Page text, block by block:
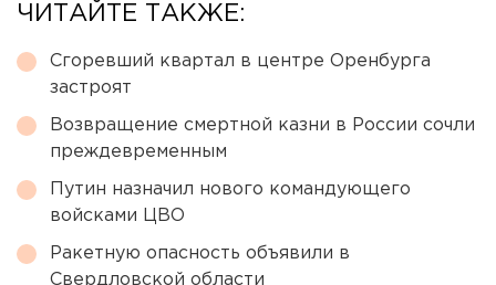
ЧИТАЙТЕ ТАКЖЕ:
Сгоревший квартал в центре Оренбурга
застроят
Возвращение смертной казни в России сочли
преждевременным
Путин назначил нового командующего
войсками ЦВО
Ракетную опасность объявили в
Свердловской области